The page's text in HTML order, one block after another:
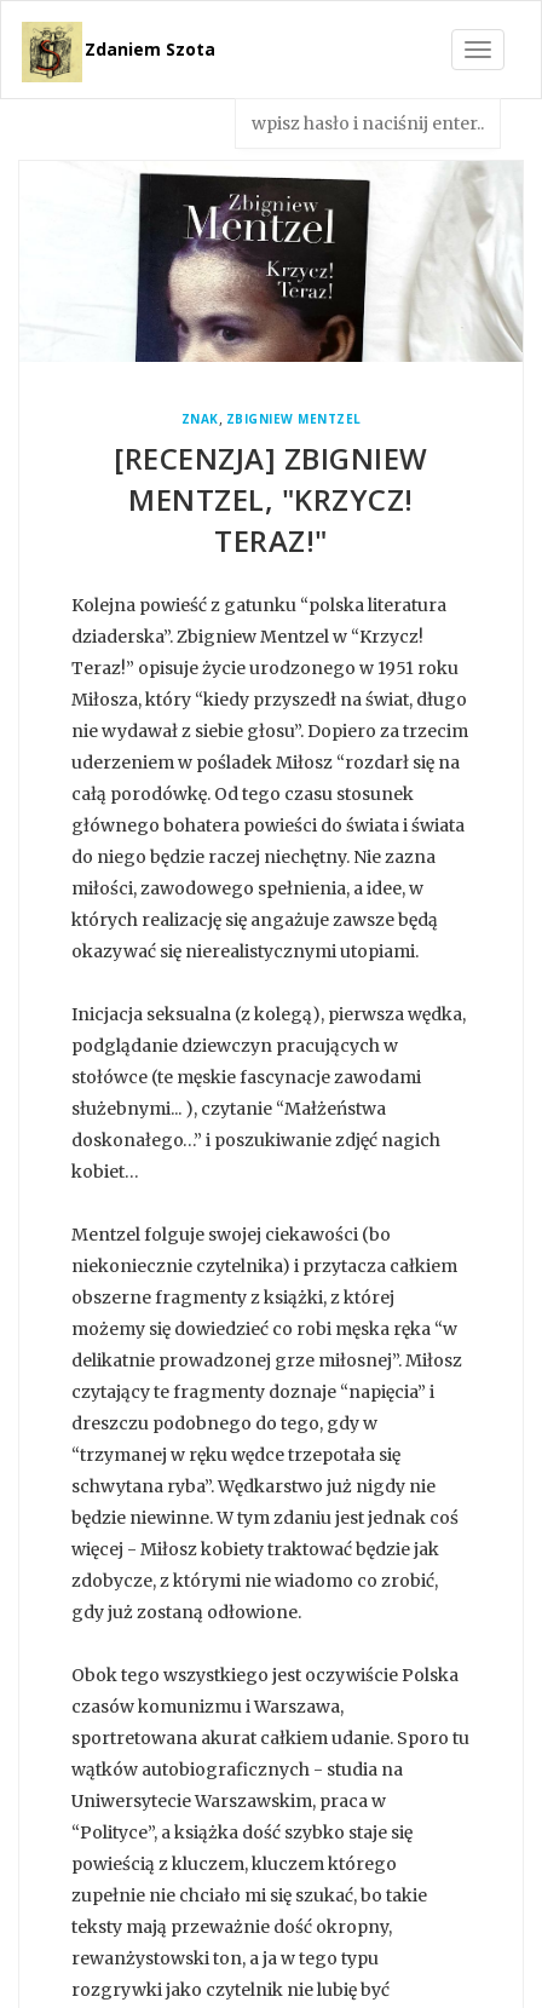
Toggle
Zdaniem Szota
ZNAK, ZBIGNIEW MENTZEL
[RECENZJA] ZBIGNIEW
MENTZEL, "KRZYCZ!
TERAZ!"
Kolejna powieść z gatunku “polska literatura
dziaderska”. Zbigniew Mentzel w “Krzycz!
Teraz!” opisuje życie urodzonego w 1951 roku
Miłosza, który “kiedy przyszedł na świat, długo
nie wydawał z siebie głosu”. Dopiero za trzecim
uderzeniem w pośladek Miłosz “rozdarł się na
całą porodówkę. Od tego czasu stosunek
głównego bohatera powieści do świata i świata
do niego będzie raczej niechętny. Nie zazna
miłości, zawodowego spełnienia, a idee, w
których realizację się angażuje zawsze będą
okazywać się nierealistycznymi utopiami.
Inicjacja seksualna (z kolegą), pierwsza wędka,
podglądanie dziewczyn pracujących w
stołówce (te męskie fascynacje zawodami
służebnymi... ), czytanie “Małżeństwa
doskonałego…” i poszukiwanie zdjęć nagich
kobiet…
Mentzel folguje swojej ciekawości (bo
niekoniecznie czytelnika) i przytacza całkiem
obszerne fragmenty z książki, z której
możemy się dowiedzieć co robi męska ręka “w
delikatnie prowadzonej grze miłosnej”. Miłosz
czytający te fragmenty doznaje “napięcia” i
dreszczu podobnego do tego, gdy w
“trzymanej w ręku wędce trzepotała się
schwytana ryba”. Wędkarstwo już nigdy nie
będzie niewinne. W tym zdaniu jest jednak coś
więcej - Miłosz kobiety traktować będzie jak
zdobycze, z którymi nie wiadomo co zrobić,
gdy już zostaną odłowione.
Obok tego wszystkiego jest oczywiście Polska
czasów komunizmu i Warszawa,
sportretowana akurat całkiem udanie. Sporo tu
wątków autobiograficznych - studia na
Uniwersytecie Warszawskim, praca w
“Polityce”, a książka dość szybko staje się
powieścią z kluczem, kluczem którego
zupełnie nie chciało mi się szukać, bo takie
teksty mają przeważnie dość okropny,
rewanżystowski ton, a ja w tego typu
rozgrywki jako czytelnik nie lubię być